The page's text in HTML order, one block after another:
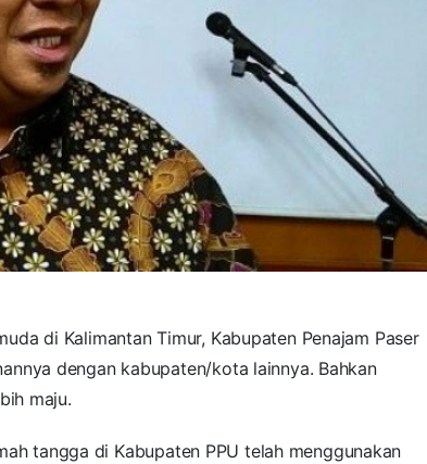
di Kalimantan Timur, Kabupaten Penajam Paser
dengan kabupaten/kota lainnya. Bahkan
maju.
tangga di Kabupaten PPU telah menggunakan